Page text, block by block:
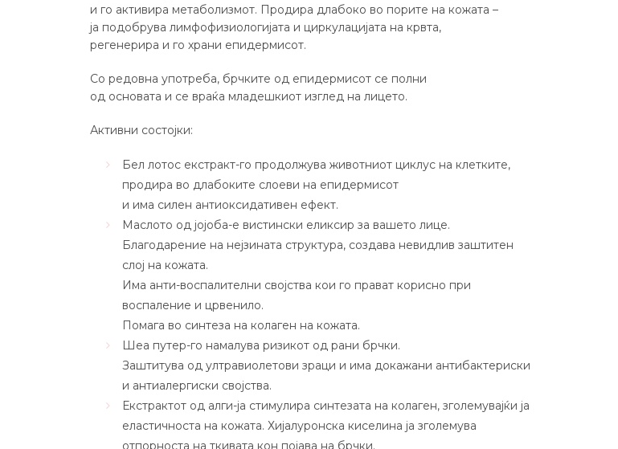
и го активира метаболизмот. Продира длабоко во порите на кожата –
ја подобрува лимфофизиологијата и циркулацијата на крвта,
регенерира и го храни епидермисот.
Со редовна употреба, брчките од епидермисот се полни
од основата и се враќа младешкиот изглед на лицето.
Активни состојки:
Бел лотос екстракт-го продолжува животниот циклус на клетките,
продира во длабоките слоеви на епидермисот
и има силен антиоксидативен ефект.
Маслото од јојоба-е вистински еликсир за вашето лице.
Благодарение на нејзината структура, создава невидлив заштитен
слој на кожата.
Има анти-воспалителни својства кои го прават корисно при
воспаление и црвенило.
Помага во синтеза на колаген на кожата.
Шеа путер-го намалува ризикот од рани брчки.
Заштитува од ултравиолетови зраци и има докажани антибактериски
и антиалергиски својства.
Екстрактот од алги-ја стимулира синтезата на колаген, зголемувајќи ја
еластичноста на кожата. Хијалуронска киселина ја зголемува
отпорноста на ткивата кон појава на брчки.